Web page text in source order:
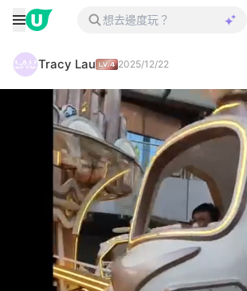
Tracy Lau 2025/12/22